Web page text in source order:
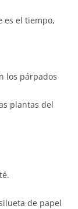
es el tiempo,
los párpados
plantas del
de papel